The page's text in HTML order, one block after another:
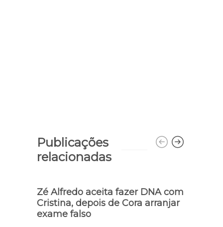
Publicações
relacionadas
Zé Alfredo aceita fazer DNA com
Cristina, depois de Cora arranjar
exame falso